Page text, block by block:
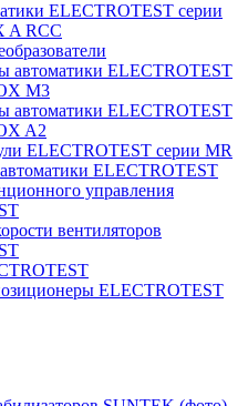
ELECTROTEST серии
A RCC
автоматики ELECTROTEST
M3
автоматики ELECTROTEST
A2
ELECTROTEST серии MR
ELECTROTEST
управления
вентиляторов
ELECTROTEST